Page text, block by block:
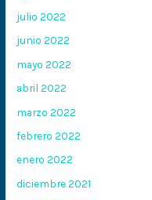
julio 2022
junio 2022
mayo 2022
abril 2022
marzo 2022
febrero 2022
enero 2022
diciembre 2021